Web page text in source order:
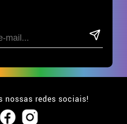
nossas redes sociais!